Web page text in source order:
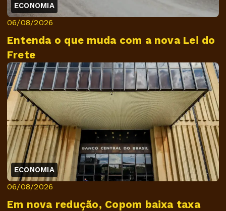
ECONOMIA
06/08/2026
Entenda o que muda com a nova Lei do
Frete
ECONOMIA
06/08/2026
Em nova redução, Copom baixa taxa